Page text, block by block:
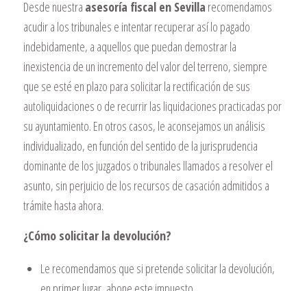
Desde nuestra asesoría fiscal en Sevilla recomendamos
acudir a los tribunales e intentar recuperar así lo pagado
indebidamente, a aquellos que puedan demostrar la
inexistencia de un incremento del valor del terreno, siempre
que se esté en plazo para solicitar la rectificación de sus
autoliquidaciones o de recurrir las liquidaciones practicadas por
su ayuntamiento. En otros casos, le aconsejamos un análisis
individualizado, en función del sentido de la jurisprudencia
dominante de los juzgados o tribunales llamados a resolver el
asunto, sin perjuicio de los recursos de casación admitidos a
trámite hasta ahora.
¿Cómo solicitar la devolución?
Le recomendamos que si pretende solicitar la devolución,